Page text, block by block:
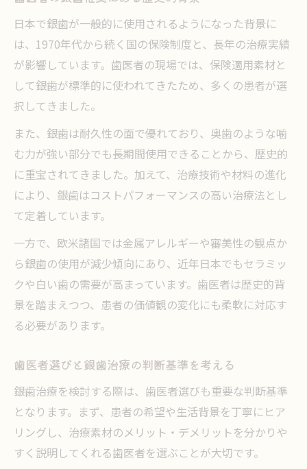
日本で銀歯が一般的に使用されるようになった背景に
は、1970年代から続く国の保険制度と、長年の治療実績
が影響しています。歯医者の現場では、保険適用素材と
して銀歯が標準的に使われてきたため、多くの患者が選
択してきました。
また、銀歯は耐久性の面で優れており、奥歯のような噛
む力が強い部分でも長期間使用できることから、歴史的
に重宝されてきました。加えて、治療技術や材料の進化
により、銀歯はコストパフォーマンスの高い治療法とし
て定着しています。
一方で、欧米諸国では金属アレルギーや審美性の観点か
ら銀歯の使用が減少傾向にあり、近年日本でもセラミッ
クや白い歯の需要が高まっています。歯医者は歴史的背
景を踏まえつつ、患者の価値観の変化にも柔軟に対応す
る必要があります。
歯医者選びと銀歯治療の判断基準を考える
銀歯治療を検討する際は、歯医者選びも重要な判断基準
となります。まず、患者の希望や生活背景を丁寧にヒア
リングし、治療素材のメリット・デメリットを分かりや
すく説明してくれる歯医者を選ぶことが大切です。